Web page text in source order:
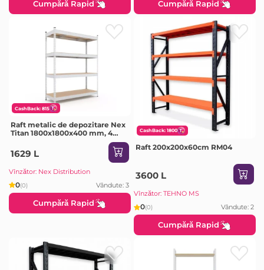
Cumpără Rapid Cumpără Rapid
CashBack: 815
Raft metalic de depozitare Nex
Titan 1800x1800x400 mm, 4
1629 L
Vînzător: Nex Distribution
0(0) Vândute: 3
Cumpără Rapid
CashBack: 1800
Raft 200x200x60cm RM04
3600 L
Vînzător: TEHNO MS
0(0) Vândute: 2
Cumpără Rapid